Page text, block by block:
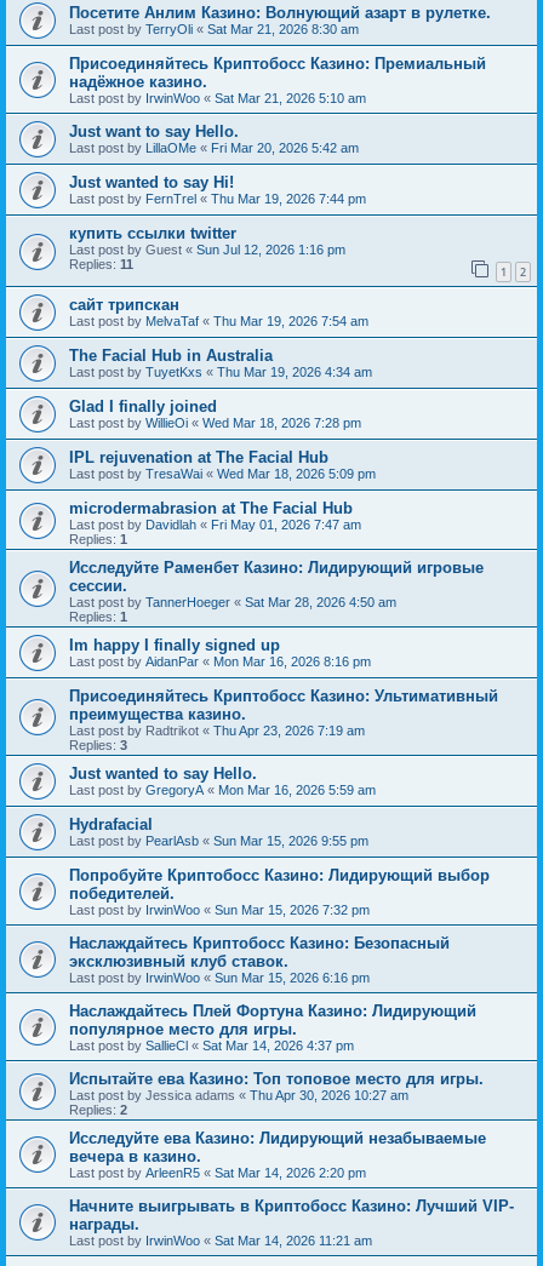
Посетите Анлим Казино: Волнующий азарт в рулетке.
Last post by TerryOli « Sat Mar 21, 2026 8:30 am
Присоединяйтесь Криптобосс Казино: Премиальный
надёжное казино.
Last post by IrwinWoo « Sat Mar 21, 2026 5:10 am
Just want to say Hello.
Last post by LillaOMe « Fri Mar 20, 2026 5:42 am
Just wanted to say Hi!
Last post by FernTrel « Thu Mar 19, 2026 7:44 pm
купить ссылки twitter
Last post by Guest « Sun Jul 12, 2026 1:16 pm
Replies: 11 1 2
сайт трипскан
Last post by MelvaTaf « Thu Mar 19, 2026 7:54 am
The Facial Hub in Australia
Last post by TuyetKxs « Thu Mar 19, 2026 4:34 am
Glad I finally joined
Last post by WillieOi « Wed Mar 18, 2026 7:28 pm
IPL rejuvenation at The Facial Hub
Last post by TresaWai « Wed Mar 18, 2026 5:09 pm
microdermabrasion at The Facial Hub
Last post by Davidlah « Fri May 01, 2026 7:47 am
Replies: 1
Исследуйте Раменбет Казино: Лидирующий игровые
сессии.
Last post by TannerHoeger « Sat Mar 28, 2026 4:50 am
Replies: 1
Im happy I finally signed up
Last post by AidanPar « Mon Mar 16, 2026 8:16 pm
Присоединяйтесь Криптобосс Казино: Ультимативный
преимущества казино.
Last post by Radtrikot « Thu Apr 23, 2026 7:19 am
Replies: 3
Just wanted to say Hello.
Last post by GregoryA « Mon Mar 16, 2026 5:59 am
Hydrafacial
Last post by PearlAsb « Sun Mar 15, 2026 9:55 pm
Попробуйте Криптобосс Казино: Лидирующий выбор
победителей.
Last post by IrwinWoo « Sun Mar 15, 2026 7:32 pm
Наслаждайтесь Криптобосс Казино: Безопасный
эксклюзивный клуб ставок.
Last post by IrwinWoo « Sun Mar 15, 2026 6:16 pm
Наслаждайтесь Плей Фортуна Казино: Лидирующий
популярное место для игры.
Last post by SallieCl « Sat Mar 14, 2026 4:37 pm
Испытайте ева Казино: Топ топовое место для игры.
Last post by Jessica adams « Thu Apr 30, 2026 10:27 am
Replies: 2
Исследуйте ева Казино: Лидирующий незабываемые
вечера в казино.
Last post by ArleenR5 « Sat Mar 14, 2026 2:20 pm
Начните выигрывать в Криптобосс Казино: Лучший VIP-
награды.
Last post by IrwinWoo « Sat Mar 14, 2026 11:21 am